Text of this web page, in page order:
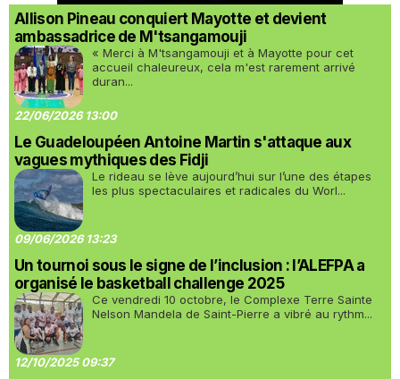
Allison Pineau conquiert Mayotte et devient
ambassadrice de M'tsangamouji
« Merci à M'tsangamouji et à Mayotte pour cet
accueil chaleureux, cela m'est rarement arrivé
duran...
22/06/2026 13:00
Le Guadeloupéen Antoine Martin s'attaque aux
vagues mythiques des Fidji
Le rideau se lève aujourd’hui sur l’une des étapes
les plus spectaculaires et radicales du Worl...
09/06/2026 13:23
Un tournoi sous le signe de l’inclusion : l’ALEFPA a
organisé le basketball challenge 2025
Ce vendredi 10 octobre, le Complexe Terre Sainte
Nelson Mandela de Saint-Pierre a vibré au rythm...
12/10/2025 09:37